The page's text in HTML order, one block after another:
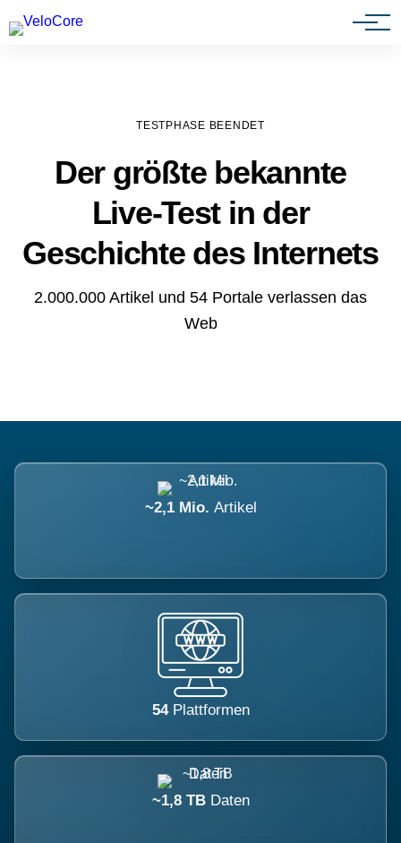
Agenturen & Webdesigner
TESTPHASE BEENDET
Der größte bekannte
Live-Test in der
Geschichte des Internets
2.000.000 Artikel und 54 Portale verlassen das
Web
~2,1 Mio. Artikel
54 Plattformen
~1,8 TB Daten